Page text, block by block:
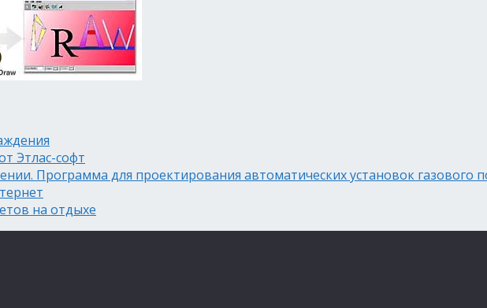
Этлас-софт
Программа для проектирования автоматических установок газового
на отдыхе